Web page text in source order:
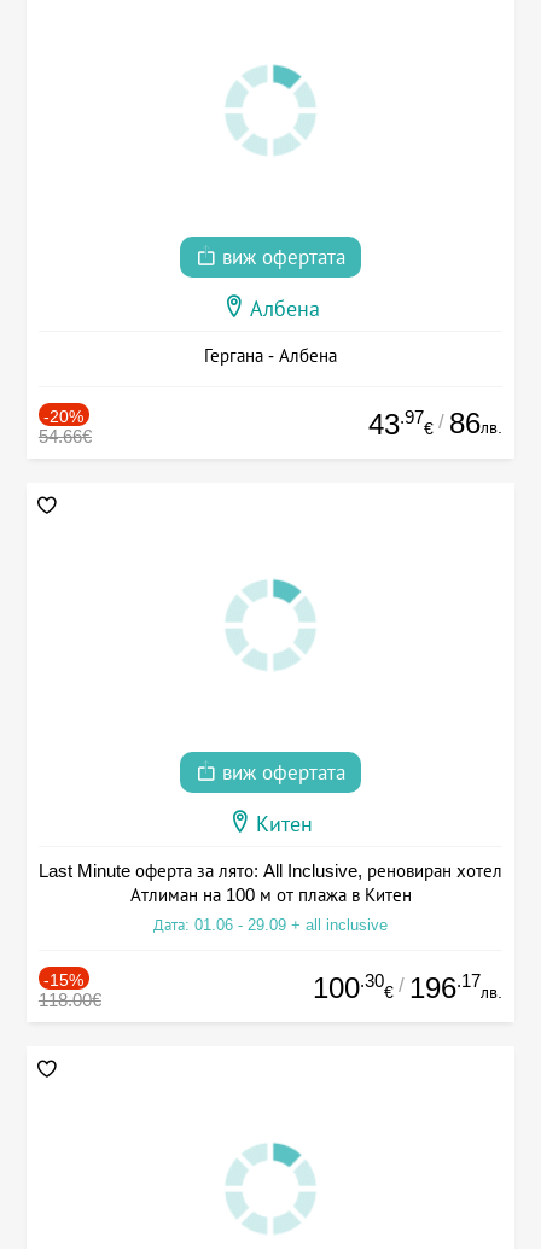
виж офертата
Албена
Гергана - Албена
-20%
54.66€ 43.97
€ / 86лв.
виж офертата
Китен
Last Minute оферта за лято: All Inclusive, реновиран хотел
Атлиман на 100 м от плажа в Китен
Дата: 01.06 - 29.09 + all inclusive
-15%
118.00€ 100.30
€ / 196.17
лв.